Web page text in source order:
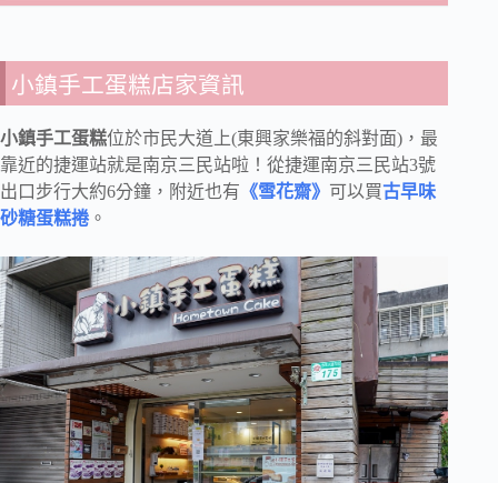
小鎮手工蛋糕店家資訊
小鎮手工蛋糕位於市民大道上(東興家樂福的斜對面)，最
靠近的捷運站就是南京三民站啦！從捷運南京三民站3號
出口步行大約6分鐘，附近也有 《雪花齋》 可以買古早味
砂糖蛋糕捲。